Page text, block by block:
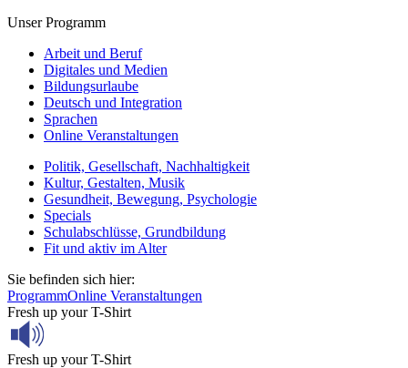
Unser Programm
Arbeit und Beruf
Digitales und Medien
Bildungsurlaube
Deutsch und Integration
Sprachen
Online Veranstaltungen
Politik, Gesellschaft, Nachhaltigkeit
Kultur, Gestalten, Musik
Gesundheit, Bewegung, Psychologie
Specials
Schulabschlüsse, Grundbildung
Fit und aktiv im Alter
Sie befinden sich hier:
ProgrammOnline Veranstaltungen
Fresh up your T-Shirt
Fresh up your T-Shirt